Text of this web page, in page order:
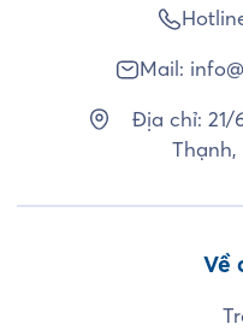
Mail:
Địa chỉ: 21/
Thạnh,
Về